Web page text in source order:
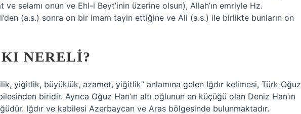
ve selamı onun ve Ehl-i Beyt’inin üzerine olsun), Allah’ın emriyle Hz.
(a.s.) sonra on bir imam tayin ettiğine ve Ali (a.s.) ile birlikte bunların on
NERELI?
yiğitlik, büyüklük, azamet, yiğitlik” anlamına gelen Iğdır kelimesi, Türk Oğuz
biridir. Ayrıca Oğuz Han’ın altı oğlunun en küçüğü olan Deniz Han’ın
Iğdır ve kabilesi Azerbaycan ve Aras bölgesinde bulunmaktadır.